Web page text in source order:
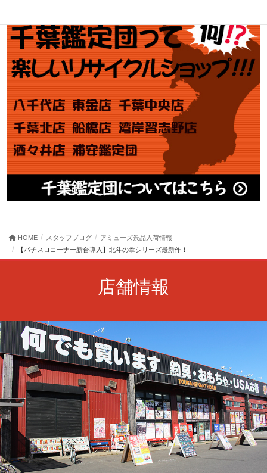
HOME スタッフブログ
アミューズ景品入荷情報
【パチスロコーナー新台導入】北斗の拳シリーズ最新作！
店舗情報